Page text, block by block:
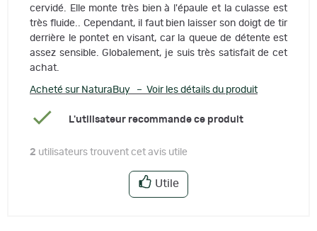
cervidé. Elle monte très bien à l'épaule et la culasse est
très fluide.. Cependant, il faut bien laisser son doigt de tir
derrière le pontet en visant, car la queue de détente est
assez sensible. Globalement, je suis très satisfait de cet
achat.
Acheté sur NaturaBuy – Voir les détails du produit
L'utilisateur recommande ce produit
2 utilisateurs trouvent cet avis utile
Utile